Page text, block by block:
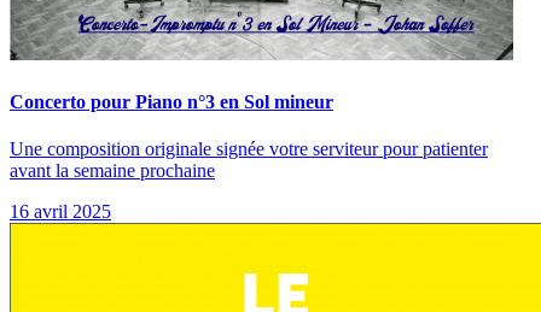
Concerto pour Piano n°3 en Sol mineur
Une composition originale signée votre serviteur pour patienter
avant la semaine prochaine
16 avril 2025